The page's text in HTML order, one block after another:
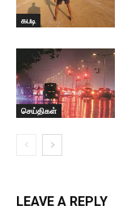
கபடி
செய்திகள்
LEAVE A REPLY